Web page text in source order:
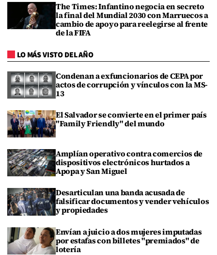
The Times: Infantino negocia en secreto
la final del Mundial 2030 con Marruecos a
cambio de apoyo para reelegirse al frente
de la FIFA
LO MÁS VISTO DEL AÑO
Condenan a exfuncionarios de CEPA por
actos de corrupción y vínculos con la MS-
13
El Salvador se convierte en el primer país
"Family Friendly" del mundo
Amplían operativo contra comercios de
dispositivos electrónicos hurtados a
Apopa y San Miguel
Desarticulan una banda acusada de
falsificar documentos y vender vehículos
y propiedades
Envían a juicio a dos mujeres imputadas
por estafas con billetes "premiados" de
lotería